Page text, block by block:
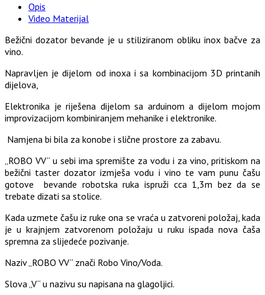
Opis
Video Materijal
Bežični dozator bevande je u stiliziranom obliku inox bačve za
vino.
Napravljen je dijelom od inoxa i sa kombinacijom 3D printanih
dijelova,
Elektronika je riješena dijelom sa arduinom a dijelom mojom
improvizacijom kombiniranjem mehanike i elektronike.
Namjena bi bila za konobe i slične prostore za zabavu.
„ROBO VV“ u sebi ima spremište za vodu i za vino, pritiskom na
bežični taster dozator izmješa vodu i vino te vam punu čašu
gotove bevande robotska ruka ispruži cca 1,3m bez da se
trebate dizati sa stolice.
Kada uzmete čašu iz ruke ona se vraća u zatvoreni položaj, kada
je u krajnjem zatvorenom položaju u ruku ispada nova čaša
spremna za slijedeće pozivanje.
Naziv „ROBO VV“ znači Robo Vino/Voda.
Slova „V“ u nazivu su napisana na glagoljici.